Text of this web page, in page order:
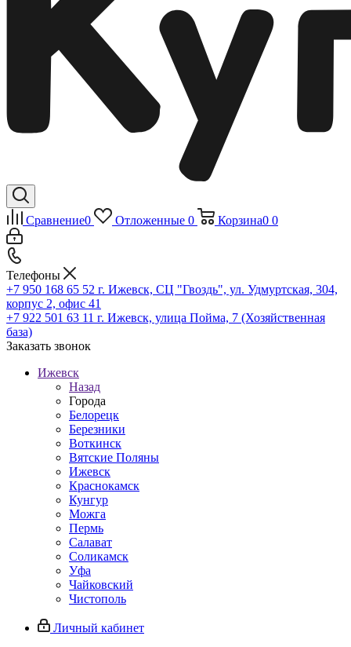
Сравнение0 Отложенные 0 Корзина0 0
Телефоны
+7 950 168 65 52 г. Ижевск, СЦ "Гвоздь", ул. Удмуртская, 304,
корпус 2, офис 41
+7 922 501 63 11 г. Ижевск, улица Пойма, 7 (Хозяйственная
база)
Заказать звонок
Ижевск
Назад
Города
Белорецк
Березники
Воткинск
Вятские Поляны
Ижевск
Краснокамск
Кунгур
Можга
Пермь
Салават
Соликамск
Уфа
Чайковский
Чистополь
Личный кабинет